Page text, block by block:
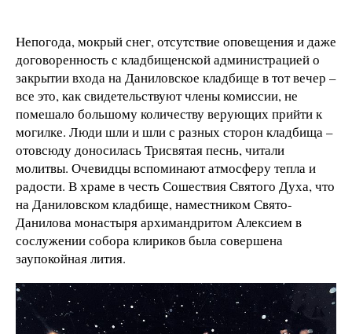
Непогода, мокрый снег, отсутствие оповещения и даже
договоренность с кладбищенской администрацией о
закрытии входа на Даниловское кладбище в тот вечер –
все это, как свидетельствуют члены комиссии, не
помешало большому количеству верующих прийти к
могилке. Люди шли и шли с разных сторон кладбища –
отовсюду доносилась Трисвятая песнь, читали
молитвы. Очевидцы вспоминают атмосферу тепла и
радости. В храме в честь Сошествия Святого Духа, что
на Даниловском кладбище, наместником Свято-
Данилова монастыря архимандритом Алексием в
сослужении собора клириков была совершена
заупокойная лития.